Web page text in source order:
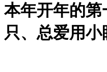
本年开年的
只、总爱用小